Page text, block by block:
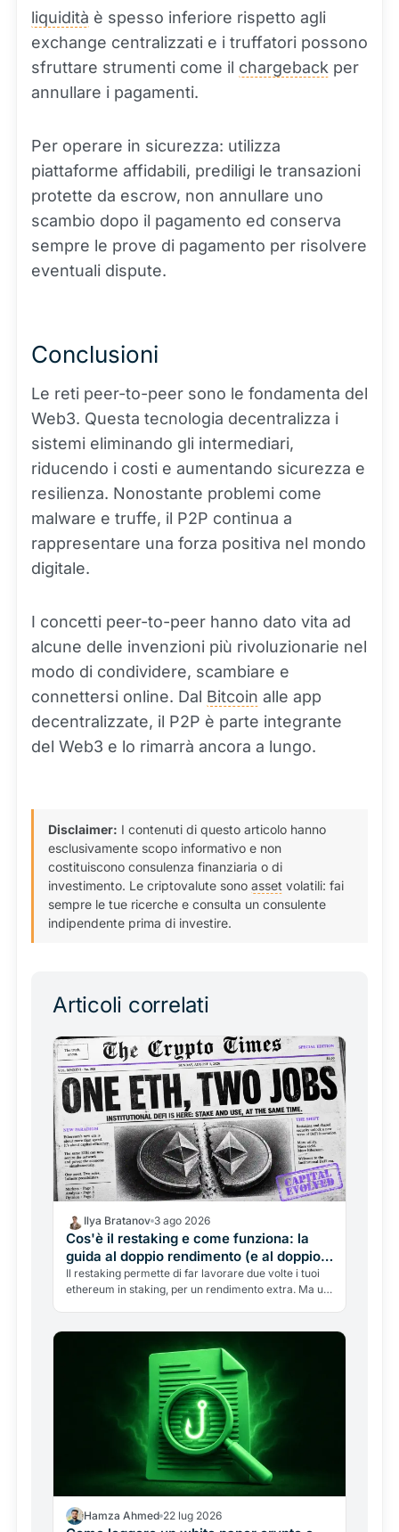
liquidità è spesso inferiore rispetto agli
exchange centralizzati e i truffatori possono
sfruttare strumenti come il chargeback per
annullare i pagamenti.
Per operare in sicurezza: utilizza
piattaforme affidabili, prediligi le transazioni
protette da escrow, non annullare uno
scambio dopo il pagamento ed conserva
sempre le prove di pagamento per risolvere
eventuali dispute.
Conclusioni
Le reti peer-to-peer sono le fondamenta del
Web3. Questa tecnologia decentralizza i
sistemi eliminando gli intermediari,
riducendo i costi e aumentando sicurezza e
resilienza. Nonostante problemi come
malware e truffe, il P2P continua a
rappresentare una forza positiva nel mondo
digitale.
I concetti peer-to-peer hanno dato vita ad
alcune delle invenzioni più rivoluzionarie nel
modo di condividere, scambiare e
connettersi online. Dal Bitcoin alle app
decentralizzate, il P2P è parte integrante
del Web3 e lo rimarrà ancora a lungo.
Disclaimer: I contenuti di questo articolo hanno
esclusivamente scopo informativo e non
costituiscono consulenza finanziaria o di
investimento. Le criptovalute sono asset volatili: fai
sempre le tue ricerche e consulta un consulente
indipendente prima di investire.
Articoli correlati
Ilya Bratanov 3 ago 2026
Cos'è il restaking e come funziona: la
guida al doppio rendimento (e al doppio
rischio) di Ethereum
Il restaking permette di far lavorare due volte i tuoi
ethereum in staking, per un rendimento extra. Ma un
Hamza Ahmed 22 lug 2026